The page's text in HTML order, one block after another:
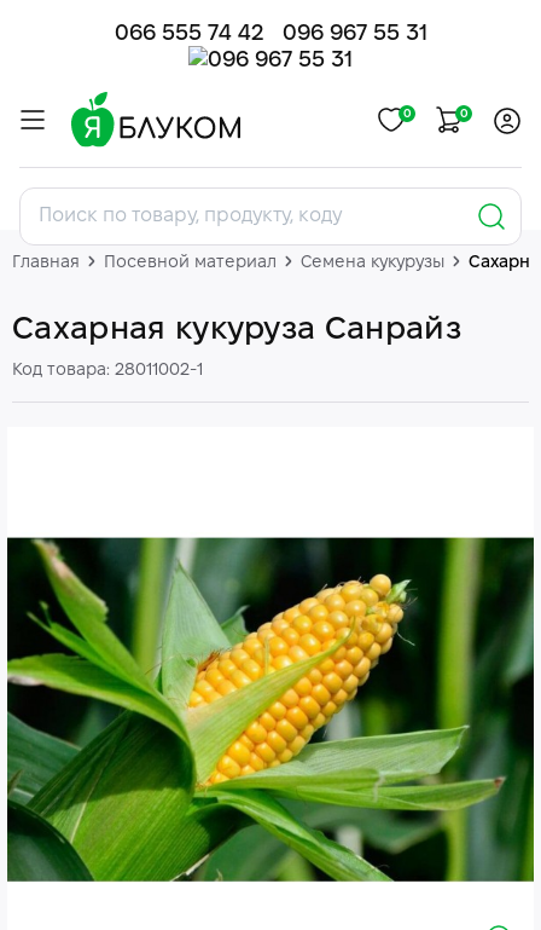
066 555 74 42 096 967 55 31
0 0
Главная Посевной материал Семена кукурузы
Сахарная кукуруза Санрайз
Код товара: 28011002-1